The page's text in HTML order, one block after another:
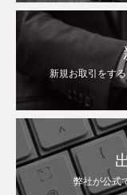
新規お取引をす
弊社が公式